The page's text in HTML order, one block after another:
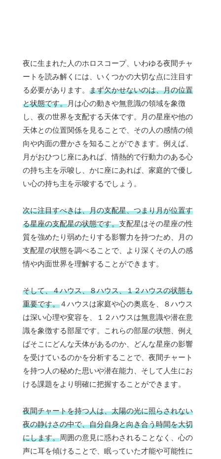
夜に生まれた人のホロスコープ、いわゆる夜間チャ
ートを読み解くには、いくつかの大切な点に注目す
る必要があります。 まず欠かせないのは、月の位置
と状態です。月は心の動きや無意識の領域を象徴
し、夜の世界を支配する天体です。月の星座や他の
天体との位置関係を見ることで、その人の感情の傾
向や内面の豊かさを知ることができます。例えば、
月がおひつじ座にあれば、情熱的で行動力のある心
の持ち主を示唆し、かに座にあれば、家庭的で優し
い心の持ち主を示唆するでしょう。
次に注目すべきは、月の支配星、つまり月が位置す
る星座の支配星の状態です。支配星はその星座の性
質を強めたり弱めたりする影響力を持つため、月の
支配星の状態を調べることで、より深くその人の感
情や内面世界を理解することができます。
そして、４ハウス、８ハウス、１２ハウスの状態も
重要です。４ハウスは家庭や心の奥底を、８ハウス
は深い心理や変容を、１２ハウスは無意識や潜在意
識を象徴する部屋です。これらの部屋の状態、例え
ばそこにどんな天体があるのか、どんな星座の影響
を受けているのかを分析することで、夜間チャート
を持つ人の秘めた思いや潜在能力、そして人生にお
ける課題をより明確に把握することができます。
夜間チャートを持つ人は、太陽の光に照らされない
夜の静けさの中で、自分自身と向き合う時間を大切
にします。周囲の意見に惑わされることなく、心の
声に耳を傾けることで、眠っていた才能や可能性に